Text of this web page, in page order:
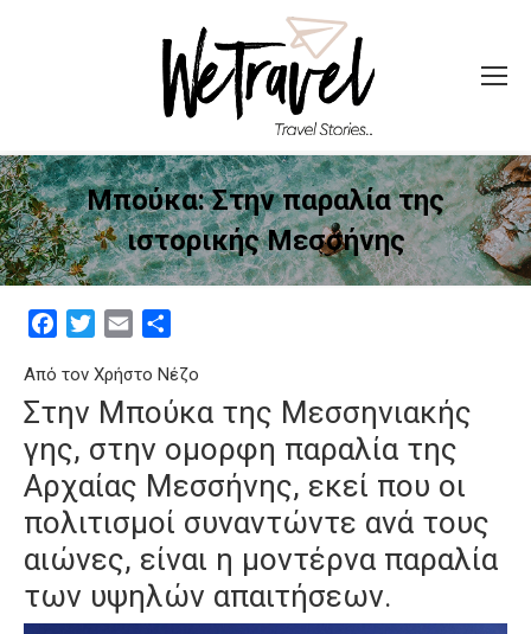
Μπούκα: Στην παραλία της
ιστορικής Μεσσήνης
FacebookTwitterEmail
Από τον Χρήστο Νέζο
Στην Μπούκα της Μεσσηνιακής
γης, στην ομορφη παραλία της
Αρχαίας Μεσσήνης, εκεί που οι
πολιτισμοί συναντώντε ανά τους
αιώνες, είναι η μοντέρνα παραλία
των υψηλών απαιτήσεων.